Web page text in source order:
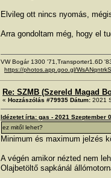
Elvileg ott nincs nyomás,
Arra gondoltam még, hogy el
VW Bogár 1300 '71,Transporter1.6D
https://photos.app.goo.gl/
Re: SZMB (Szereld Magad
« Hozzászólás #79935 Dátum: 2021
Idézetet írta: gas - 2021 Szeptember
ez mitől lehet?
Minimum és maximum jelzés
A végén amikor nézted nem
Olajbetöltő sapkánál